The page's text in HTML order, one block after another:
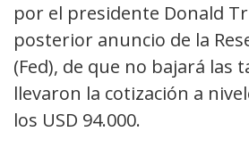
por el presidente Donald
posterior anuncio de la
(Fed), de que no bajará las
llevaron la cotización a
los USD 94.000.